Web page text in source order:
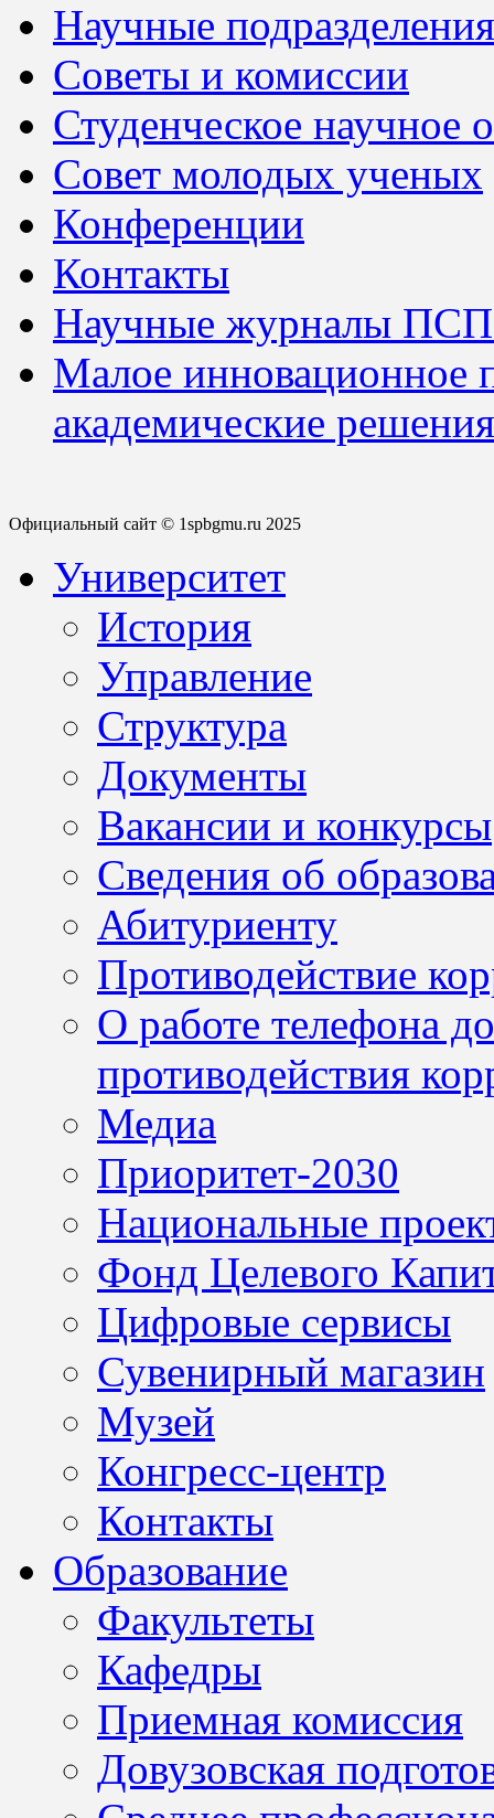
Научные подразделения
Советы и комиссии
Студенческое научное
Совет молодых ученых
Конференции
Контакты
Научные журналы
Малое инновационное
академические
Официальный сайт © 1spbgmu.ru 2025
Университет
История
Управление
Структура
Документы
Вакансии и конкурсы
Сведения об
Абитуриенту
Противодействие
О работе телефона
противодействия
Медиа
Приоритет-2030
Национальные
Фонд Целевого
Цифровые сервисы
Сувенирный магазин
Музей
Конгресс-центр
Контакты
Образование
Факультеты
Кафедры
Приемная комиссия
Довузовская